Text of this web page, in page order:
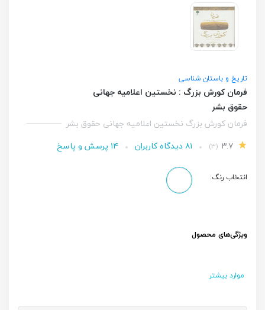
تاریخ و باستان شناسی
فرمان کورش بزرگ : نخستین اعلامیه جهانی
حقوق بشر
فرمان کورش بزرگ نخستین اعلامیه جهانی حقوق بشر
(۳) ۸۱ دیدگاه کاربران ۱۴ پرسش و پاسخ
انتخاب رنگ:
ویژگی‌های محصول
موارد بیشتر